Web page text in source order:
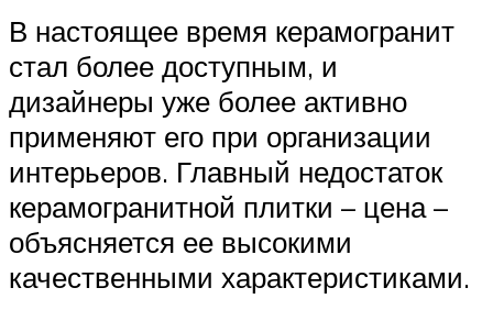
В настоящее время керамогранит
стал более доступным, и
дизайнеры уже более активно
применяют его при организации
интерьеров. Главный недостаток
керамогранитной плитки – цена –
объясняется ее высокими
качественными характеристиками.